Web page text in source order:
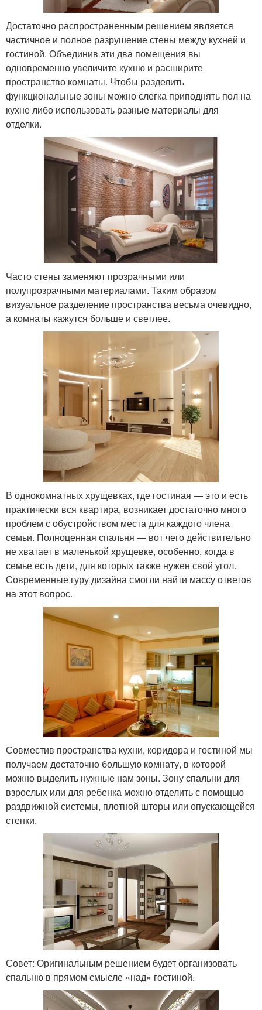
Достаточно распространенным решением является
частичное и полное разрушение стены между кухней и
гостиной. Объединив эти два помещения вы
одновременно увеличите кухню и расширите
пространство комнаты. Чтобы разделить
функциональные зоны можно слегка приподнять пол на
кухне либо использовать разные материалы для
отделки.
Часто стены заменяют прозрачными или
полупрозрачными материалами. Таким образом
визуальное разделение пространства весьма очевидно,
а комнаты кажутся больше и светлее.
В однокомнатных хрущевках, где гостиная — это и есть
практически вся квартира, возникает достаточно много
проблем с обустройством места для каждого члена
семьи. Полноценная спальня — вот чего действительно
не хватает в маленькой хрущевке, особенно, когда в
семье есть дети, для которых также нужен свой угол.
Современные гуру дизайна смогли найти массу ответов
на этот вопрос.
Совместив пространства кухни, коридора и гостиной мы
получаем достаточно большую комнату, в которой
можно выделить нужные нам зоны. Зону спальни для
взрослых или для ребенка можно отделить с помощью
раздвижной системы, плотной шторы или опускающейся
стенки.
Совет: Оригинальным решением будет организовать
спальню в прямом смысле «над» гостиной.